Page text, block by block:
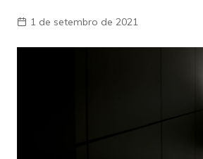
1 de setembro de 2021